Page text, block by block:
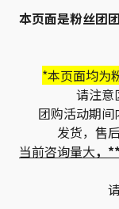
本页面是粉丝团
*本页面均为
请注意
团购活动期间
发货，售
当前咨询量大，